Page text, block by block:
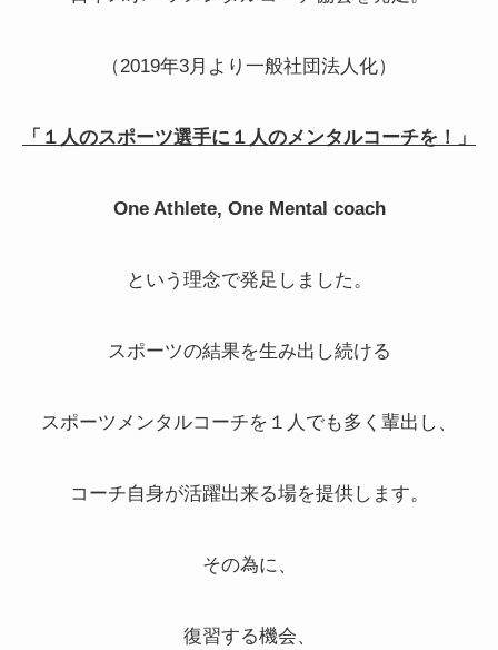
（2019年3月より一般社団法人化）
「１人のスポーツ選手に１人のメンタルコーチを！」
One Athlete, One Mental coach
という理念で発足しました。
スポーツの結果を生み出し続ける
スポーツメンタルコーチを１人でも多く輩出し、
コーチ自身が活躍出来る場を提供します。
その為に、
復習する機会、